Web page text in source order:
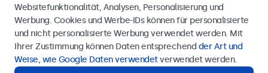
4.8/5 bewertet von 5000+ Unternehmen
Deutsch
Websitefunktionalität, Analysen, Personalisierung und
Werbung. Cookies und Werbe-IDs können für personalisierte
und nicht personalisierte Werbung verwendet werden. Mit
Ihrer Zustimmung können Daten entsprechend der Art und
Weise, wie Google Daten verwendetverwendet werden.